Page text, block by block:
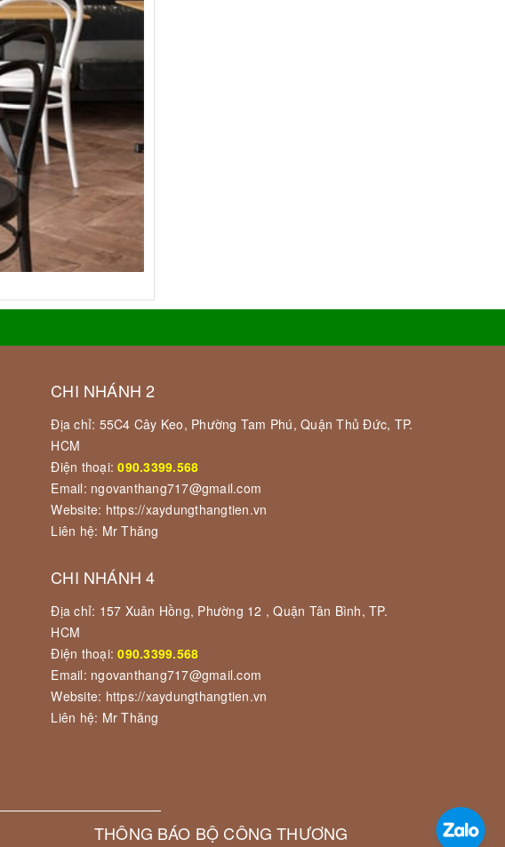
CHI NHÁNH 2
Địa chỉ: 55C4 Cây Keo, Phường Tam Phú, Quận Thủ Đức, TP.
HCM
Điện thoại:090.3399.568
Email: ngovanthang717@gmail.com
Website: https://xaydungthangtien.vn
Liên hệ: Mr Thăng
CHI NHÁNH 4
Địa chỉ: 157 Xuân Hồng, Phường 12 , Quận Tân Bình, TP.
HCM
Điện thoại:090.3399.568
Email: ngovanthang717@gmail.com
Website: https://xaydungthangtien.vn
Liên hệ: Mr Thăng
THÔNG BÁO BỘ CÔNG THƯƠNG